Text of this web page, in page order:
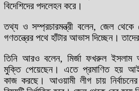
বিদেশিদের পদলেহন করে।
তথ্য ও সম্প্রচারমন্ত্রী বলেন, জেল থেকে
গণতন্ত্রের পথে হাঁটার আভাস দিচ্ছেন। তাদের
তিনি আরও বলেন, মির্জা ফখরুল ইসলাম
মুক্তি পেয়েছেন। এতে প্রমাণিত হয়
কাজ করছে। আওয়ামী লীগ চায়